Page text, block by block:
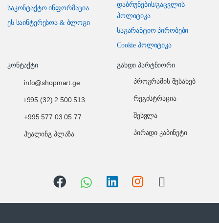
საკონტაქტო ინფორმაცია
ეს საინტერესოა & ბლოგი
დაბრუნების/გაცვლის
პოლიტიკა
საგარანტიო პირობები
Cookie პოლიტიკა
კონტაქტი
info@shopmart.ge
+995 (32) 2 500 513
+995 577 03 05 77
ჰუალინგ პლაზა
გახდი პარტნიორი
პროგრამის შესახებ
რეგისტრაცია
შესვლა
პირადი კაბინეტი